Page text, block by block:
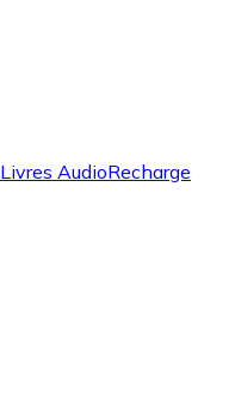
Livres AudioRecharge